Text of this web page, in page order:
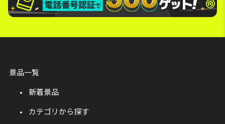
景品一覧
新着景品
カテゴリから探す